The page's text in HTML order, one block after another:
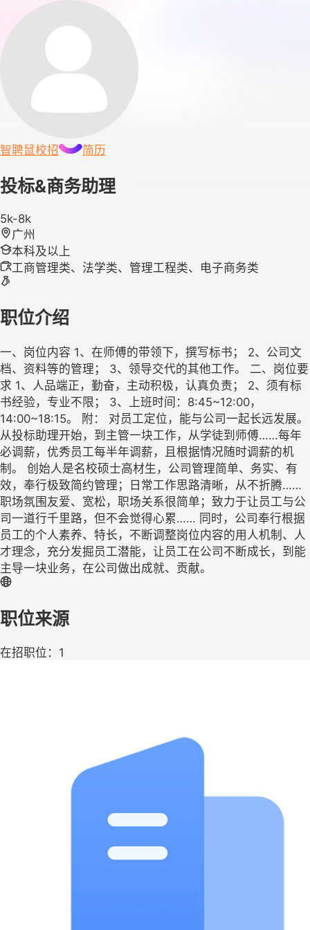
智聘鼠校招 简历
投标&商务助理
5k-8k
广州
本科及以上
工商管理类、法学类、管理工程类、电子商务类
职位介绍
一、岗位内容 1、在师傅的带领下，撰写标书； 2、公司文
档、资料等的管理； 3、领导交代的其他工作。 二、岗位要
求 1、人品端正，勤奋，主动积极，认真负责； 2、须有标
书经验，专业不限； 3、上班时间：8:45~12:00，
14:00~18:15。 附： 对员工定位，能与公司一起长远发展。
从投标助理开始，到主管一块工作，从学徒到师傅……每年
必调薪，优秀员工每半年调薪，且根据情况随时调薪的机
制。 创始人是名校硕士高材生，公司管理简单、务实、有
效，奉行极致简约管理；日常工作思路清晰，从不折腾……
职场氛围友爱、宽松，职场关系很简单；致力于让员工与公
司一道行千里路，但不会觉得心累…… 同时，公司奉行根据
员工的个人素养、特长，不断调整岗位内容的用人机制、人
才理念，充分发掘员工潜能，让员工在公司不断成长，到能
主导一块业务，在公司做出成就、贡献。
职位来源
在招职位：1